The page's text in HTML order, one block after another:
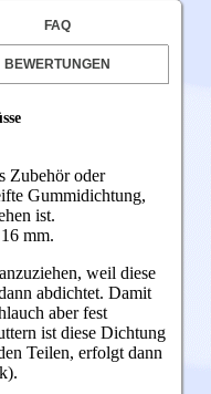
FAQ
BEWERTUNGEN
Zubehör oder
Gummidichtung,
ist.
mm.
weil diese
abdichtet. Damit
aber fest
ist diese Dichtung
Teilen, erfolgt dann